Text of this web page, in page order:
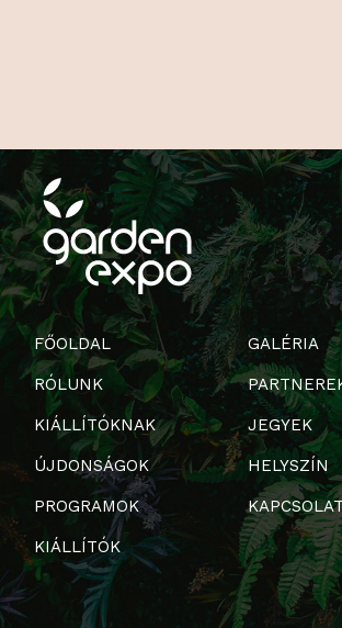
FŐOLDAL
RÓLUNK
KIÁLLÍTÓKNAK
ÚJDONSÁGOK
PROGRAMOK
KIÁLLÍTÓK
GALÉRIA
JEGYEK
HELYSZÍN